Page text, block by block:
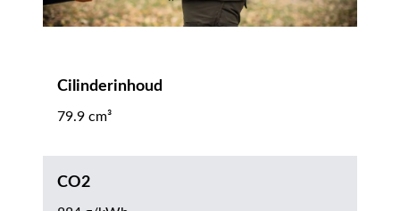
Cilinderinhoud
79.9 cm³
CO2